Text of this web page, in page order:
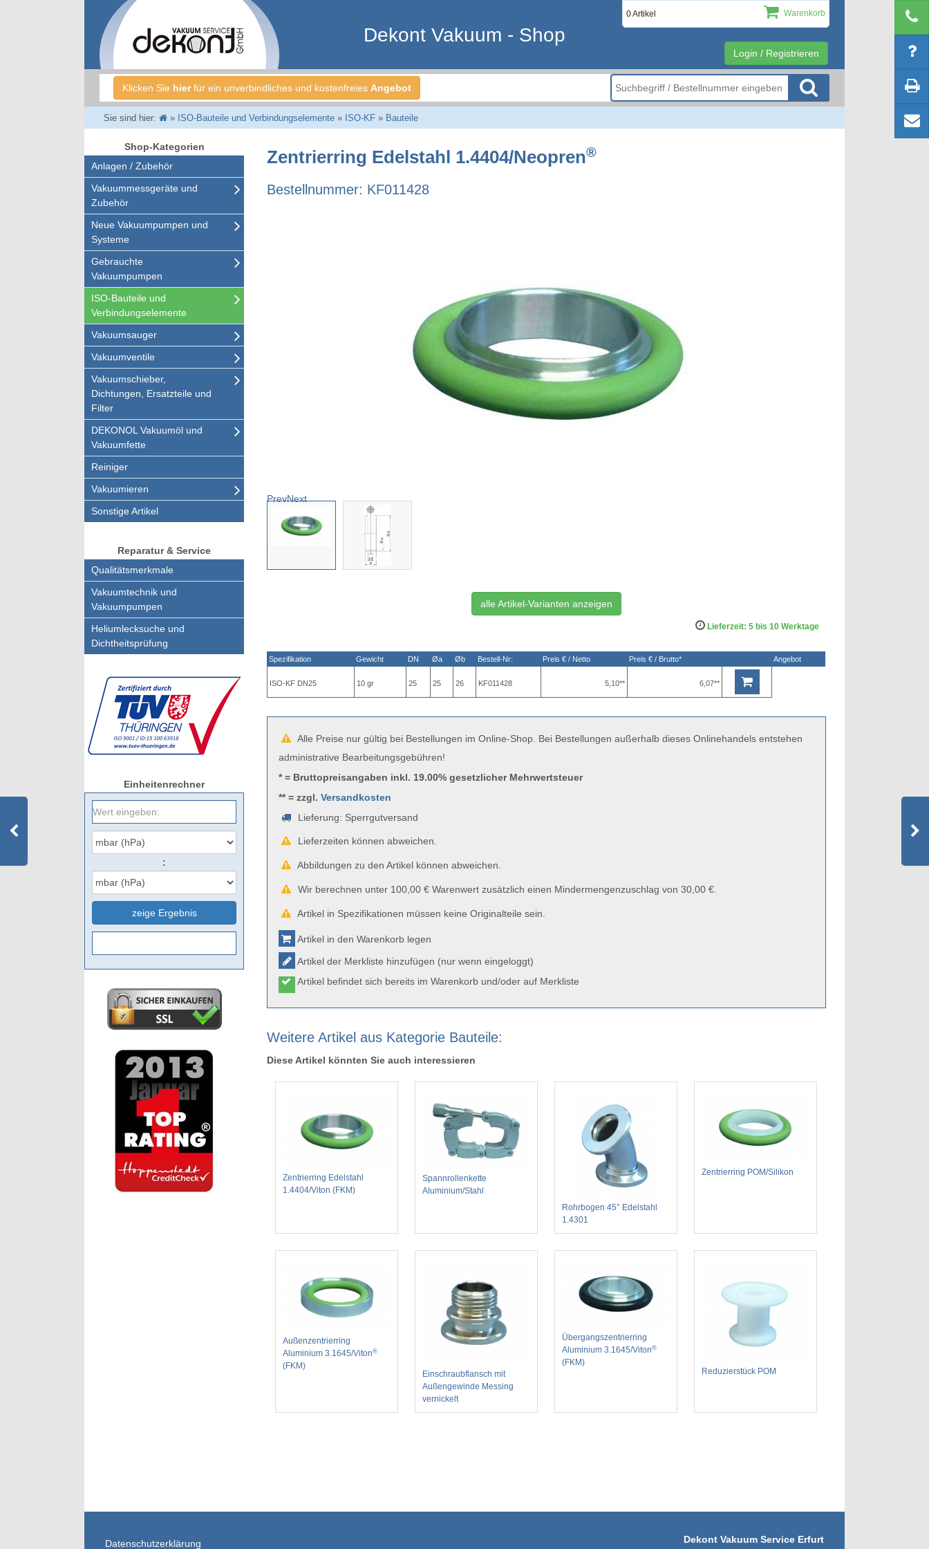
Login / Registrieren
0 Artikel Warenkorb
Dekont Vakuum - Shop
Klicken Sie hierfür ein unverbindliches und kostenfreies Angebot
Sie sind hier: » ISO-Bauteile und Verbindungselemente» ISO-KF» Bauteile
Shop-Kategorien
Anlagen / Zubehör
Vakuummessgeräte und
Zubehör
Neue Vakuumpumpen und
Systeme
Gebrauchte
Vakuumpumpen
ISO-Bauteile und
Verbindungselemente
Vakuumsauger
Vakuumventile
Vakuumschieber,
Dichtungen, Ersatzteile und
Filter
DEKONOL Vakuumöl und
Vakuumfette
Reiniger
Vakuumieren
Sonstige Artikel
Reparatur & Service
Qualitätsmerkmale
Vakuumtechnik und
Vakuumpumpen
Heliumlecksuche und
Dichtheitsprüfung
Einheitenrechner
:
zeige Ergebnis
Zentrierring Edelstahl 1.4404/Neopren®
Bestellnummer: KF011428
PrevNext
alle Artikel-Varianten anzeigen
Lieferzeit: 5 bis 10 Werktage
Spezifikation Gewicht DN Øa Øb Bestell-Nr: Preis € / Netto Preis € / Brutto* Angebot
ISO-KF DN25 10 gr 25 25 26 KF011428 5,10** 6,07**
Alle Preise nur gültig bei Bestellungen im Online-Shop. Bei Bestellungen außerhalb dieses Onlinehandels entstehen
administrative Bearbeitungsgebühren!
* = Bruttopreisangaben inkl. 19.00% gesetzlicher Mehrwertsteuer
** = zzgl.Versandkosten
Lieferung: Sperrgutversand
Lieferzeiten können abweichen.
Abbildungen zu den Artikel können abweichen.
Wir berechnen unter 100,00 € Warenwert zusätzlich einen Mindermengenzuschlag von 30,00 €.
Artikel in Spezifikationen müssen keine Originalteile sein.
Artikel in den Warenkorb legen
Artikel der Merkliste hinzufügen (nur wenn eingeloggt)
Artikel befindet sich bereits im Warenkorb und/oder auf Merkliste
Weitere Artikel aus Kategorie Bauteile:
Diese Artikel könnten Sie auch interessieren
Zentrierring Edelstahl
1.4404/Viton (FKM)
Spannrollenkette
Aluminium/Stahl
Rohrbogen 45° Edelstahl
1.4301
Zentrierring POM/Silikon
Außenzentrierring
Aluminium 3.1645/Viton®
(FKM)
Einschraubflansch mit
Außengewinde Messing
vernickelt
Übergangszentrierring
Aluminium 3.1645/Viton®
(FKM)
Reduzierstück POM
Datenschutzerklärung
Dekont Vakuum Service Erfurt